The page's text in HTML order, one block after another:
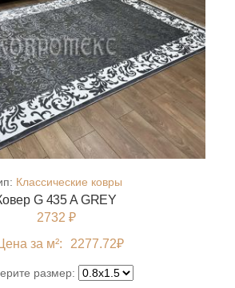
Классические ковры
G 435 A GREY
2732 ₽
за м²:
2277.72₽
размер: